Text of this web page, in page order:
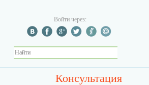
Войти через:
Консультация